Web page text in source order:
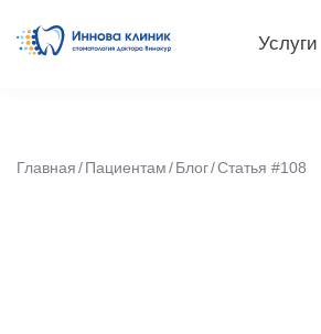
Услуги
Главная Пациентам Блог Статья #108